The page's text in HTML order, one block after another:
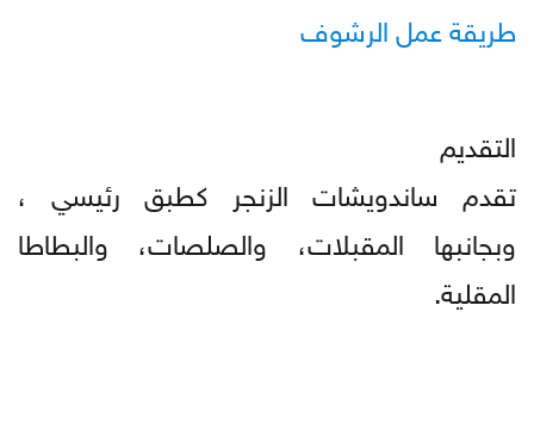
طريقة عمل الرشوف
التقديم
تقدم ساندويشات الزنجر كطبق رئيسي ،
وبجانبها المقبلات، والصلصات، والبطاطا
المقلية.